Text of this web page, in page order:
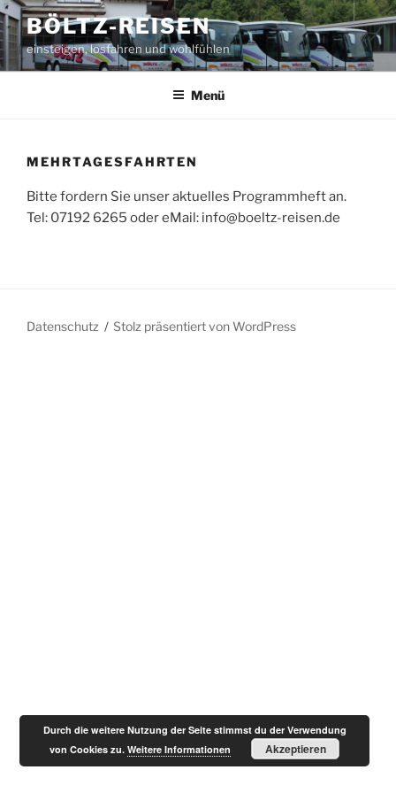
Zum
Inhalt
springen
BÖLTZ-REISEN
einsteigen, losfahren und wohlfühlen
Menü
MEHRTAGESFAHRTEN
Bitte fordern Sie unser aktuelles Programmheft an.
Tel: 07192 6265 oder eMail: info@boeltz-reisen.de
Datenschutz Stolz präsentiert von WordPress
Durch die weitere Nutzung der Seite stimmst du der Verwendung
von Cookies zu.Weitere Informationen Akzeptieren